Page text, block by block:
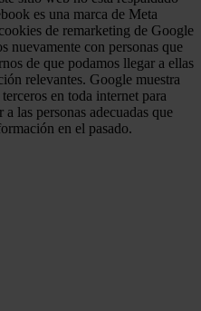
es una marca de Meta
de remarketing de Google
nuevamente con personas que
de que podamos llegar a ellas
relevantes. Google muestra
en toda internet para
las personas adecuadas que
en el pasado.